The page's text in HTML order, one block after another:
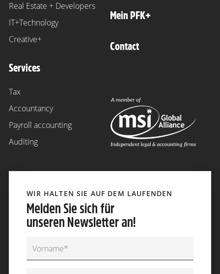
Real Estate + Developers
IT+Technology
Creative+
Services
Tax
Accountancy
Payroll accounting
Auditing
Mein PFK+
Contact
WIR HALTEN SIE AUF DEM LAUFENDEN
Melden Sie sich für
unseren Newsletter an!